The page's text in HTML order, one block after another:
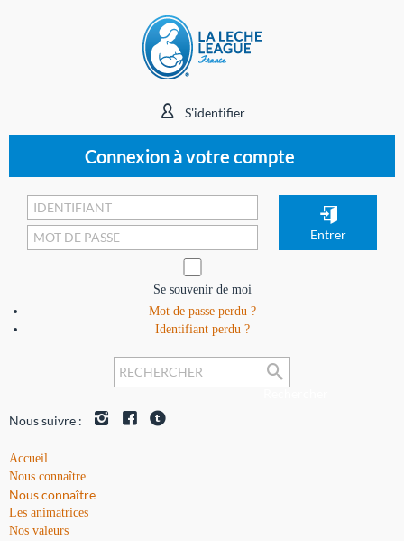
S'identifier
Connexion à votre compte
Se souvenir de moi
Mot de passe perdu ?
Identifiant perdu ?
Nous suivre :
Accueil
Nous connaître
Nous connaître
Les animatrices
Nos valeurs